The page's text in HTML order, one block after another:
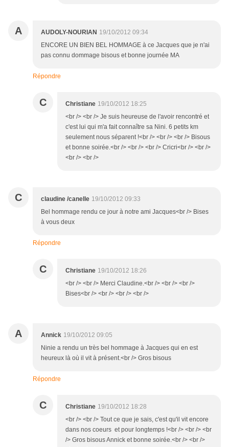
A AUDOLY-NOURIAN 19/10/2012 09:34
ENCORE UN BIEN BEL HOMMAGE à ce Jacques que je n'ai
pas connu dommage bisous et bonne journée MA
Répondre
C Christiane 19/10/2012 18:25
<br /> <br /> Je suis heureuse de l'avoir rencontré et
c'est lui qui m'a fait connaître sa Nini. 6 petits km
seulement nous séparent !<br /> <br /> <br /> Bisous
et bonne soirée.<br /> <br /> <br /> Cricri<br /> <br />
<br /> <br />
C claudine /canelle 19/10/2012 09:33
Bel hommage rendu ce jour à notre ami Jacques<br /> Bises
à vous deux
Répondre
C Christiane 19/10/2012 18:26
<br /> <br /> Merci Claudine.<br /> <br /> <br />
Bises<br /> <br /> <br /> <br />
A Annick 19/10/2012 09:05
Ninie a rendu un très bel hommage à Jacques qui en est
heureux là où il vit à présent.<br /> Gros bisous
Répondre
C Christiane 19/10/2012 18:28
<br /> <br /> Tout ce que je sais, c'est qu'il vit encore
dans nos coeurs et pour longtemps !<br /> <br /> <br
/> Gros bisous Annick et bonne soirée.<br /> <br />